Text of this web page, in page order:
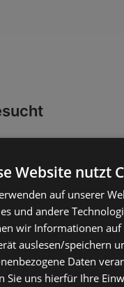
LICHER
SEKT
VELTINS
Links
Website nutzt
auf unserer
und andere
wir Informationen auf
auslesen/speichern
Daten
Sie uns hierfür Ihre